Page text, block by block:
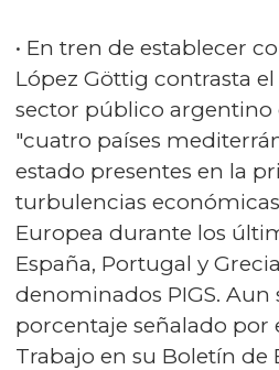
• En tren de establecer
López Göttig contrasta
sector público argentino
"cuatro países
estado presentes en la
turbulencias
Europea durante los
España, Portugal y
denominados PIGS. Aun
porcentaje señalado por
Trabajo en su Boletín de